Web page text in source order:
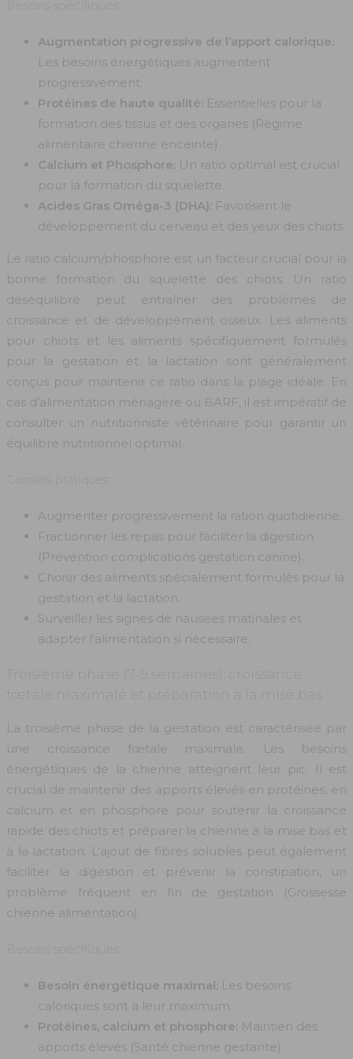
Besoins spécifiques:
Augmentation progressive de l’apport calorique:
Les besoins énergétiques augmentent
progressivement.
Protéines de haute qualité: Essentielles pour la
formation des tissus et des organes (Régime
alimentaire chienne enceinte).
Calcium et Phosphore: Un ratio optimal est crucial
pour la formation du squelette.
Acides Gras Oméga-3 (DHA): Favorisent le
développement du cerveau et des yeux des chiots.
Le ratio calcium/phosphore est un facteur crucial pour la
bonne formation du squelette des chiots. Un ratio
déséquilibré peut entraîner des problèmes de
croissance et de développement osseux. Les aliments
pour chiots et les aliments spécifiquement formulés
pour la gestation et la lactation sont généralement
conçus pour maintenir ce ratio dans la plage idéale. En
cas d’alimentation ménagère ou BARF, il est impératif de
consulter un nutritionniste vétérinaire pour garantir un
équilibre nutritionnel optimal.
Conseils pratiques:
Augmenter progressivement la ration quotidienne.
Fractionner les repas pour faciliter la digestion
(Prévention complications gestation canine).
Choisir des aliments spécialement formulés pour la
gestation et la lactation.
Surveiller les signes de nausées matinales et
adapter l’alimentation si nécessaire.
Troisième phase (7-9 semaines): croissance
fœtale maximale et préparation à la mise bas
La troisième phase de la gestation est caractérisée par
une croissance fœtale maximale. Les besoins
énergétiques de la chienne atteignent leur pic. Il est
crucial de maintenir des apports élevés en protéines, en
calcium et en phosphore pour soutenir la croissance
rapide des chiots et préparer la chienne à la mise bas et
à la lactation. L’ajout de fibres solubles peut également
faciliter la digestion et prévenir la constipation, un
problème fréquent en fin de gestation (Grossesse
chienne alimentation).
Besoins spécifiques:
Besoin énergétique maximal: Les besoins
caloriques sont à leur maximum.
Protéines, calcium et phosphore: Maintien des
apports élevés (Santé chienne gestante).